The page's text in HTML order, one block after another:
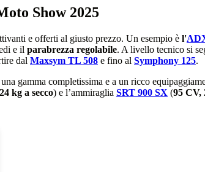
Show 2025
e offerti al giusto prezzo. Un esempio è l'
e il parabrezza regolabile. A livello tecnico si
dal Maxsym TL 508 e fino al Symphony 125.
gamma completissima e a un ricco
kg a secco) e l’ammiraglia SRT 900 SX (95 CV,